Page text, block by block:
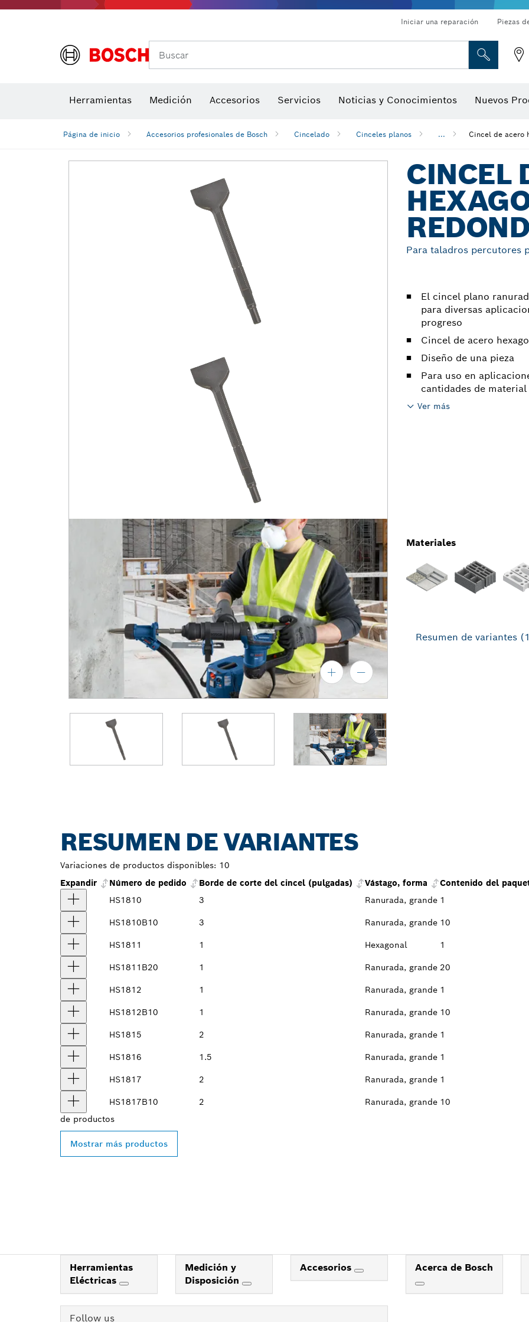
Iniciar una reparación Piezas
Buscar
Herramientas Medición Accesorios Servicios Noticias y Conocimientos Nuevos
Página de inicio Accesorios profesionales de Bosch Cincelado Cinceles planos ... Cincel de acero
CINCEL
Para taladros percutores
El cincel plano
para diversas
progreso
Cincel de acero
Diseño de una pieza
Para uso en
cantidades de material
Ver más
Materiales
Resumen de variantes
RESUMEN DE VARIANTES
Variaciones de productos disponibles: 10
Expandir
Número de pedido Borde de corte del cincel (pulgadas) Vástago, forma
Contenido del
HS1810
3 Ranurada, grande 1
HS1810B10 3 Ranurada, grande 10
HS1811 1 Hexagonal 1
HS1811B20 1 Ranurada, grande 20
HS1812 1 Ranurada, grande 1
HS1812B10 1 Ranurada, grande 10
HS1815 2 Ranurada, grande 1
HS1816 1.5 Ranurada, grande 1
HS1817 2 Ranurada, grande 1
HS1817B10 2 Ranurada, grande 10
de productos
Mostrar más productos
Herramientas
Eléctricas
Medición y
Disposición
Accesorios Acerca de Bosch
Follow us